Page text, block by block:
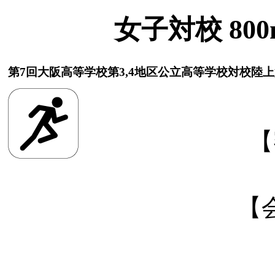
女子対校
第7回大阪高等学校第3,4地区公立高等学校対校陸